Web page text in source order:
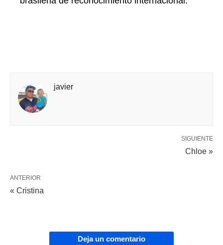
javier
SIGUIENTE
Chloe »
ANTERIOR
« Cristina
Deja un comentario